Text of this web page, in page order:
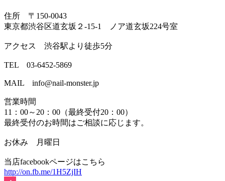
住所 〒150-0043
東京都渋谷区道玄坂２-15-1 ノア道玄坂224号室
アクセス 渋谷駅より徒歩5分
TEL 03-6452-5869
MAIL info@nail-monster.jp
営業時間
11：00～20：00（最終受付20：00）
最終受付のお時間はご相談に応じます。
お休み 月曜日
当店facebookページはこちら
http://on.fb.me/1H5ZjIH